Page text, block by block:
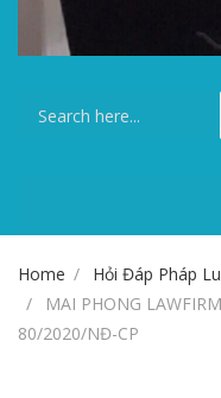
Home
Hỏi Đáp Pháp
MAI PHONG
80/2020/NĐ-CP